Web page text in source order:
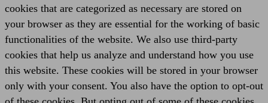
cookies that are categorized as necessary are stored on
your browser as they are essential for the working of basic
functionalities of the website. We also use third-party
cookies that help us analyze and understand how you use
this website. These cookies will be stored in your browser
only with your consent. You also have the option to opt-out